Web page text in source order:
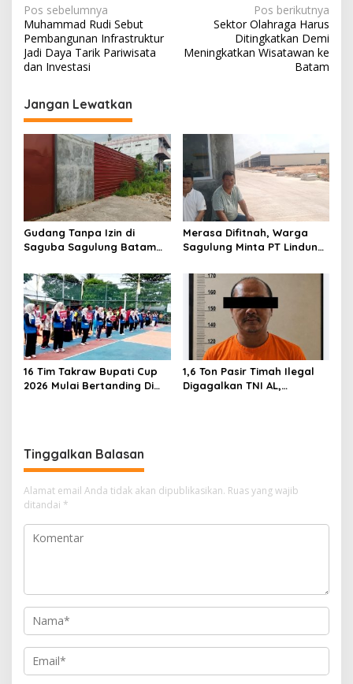
N
a
v
g
a
s
o
s
Pos sebelumnya
Muhammad Rudi Sebut
Pembangunan Infrastruktur
Jadi Daya Tarik Pariwisata
dan Investasi
Pos berikutnya
Sektor Olahraga Harus
Ditingkatkan Demi
Meningkatkan Wisatawan ke
Batam
Jangan Lewatkan
Gudang Tanpa Izin di
Saguba Sagulung Batam
Bersubsidi, Warga Resah
Terancam Bahaya
Kebakaran
Merasa Difitnah, Warga
Sagulung Minta PT Lindung
Perlakuan Merendahkan
Masyarakat
16 Tim Takraw Bupati Cup
2026 Mulai Bertanding Di
1,6 Ton Pasir Timah Ilegal
Digagalkan TNI AL,
Tinggalkan Balasan
Alamat email Anda tidak akan dipublikasikan. Ruas yang wajib
ditandai *